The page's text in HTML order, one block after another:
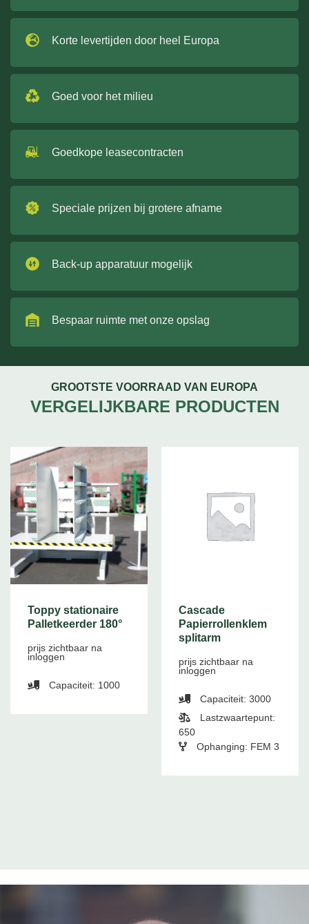
Korte levertijden door heel Europa
Goed voor het milieu
Goedkope leasecontracten
Speciale prijzen bij grotere afname
Back-up apparatuur mogelijk
Bespaar ruimte met onze opslag
GROOTSTE VOORRAAD VAN EUROPA
VERGELIJKBARE PRODUCTEN
Toppy stationaire
Palletkeerder 180°
prijs zichtbaar na
inloggen
Capaciteit: 1000
Cascade
Papierrollenklem
splitarm
prijs zichtbaar na
inloggen
Capaciteit: 3000
Lastzwaartepunt:
650
Ophanging: FEM 3